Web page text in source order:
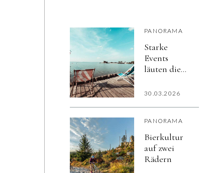
PANORAMA
Starke
Events
läuten die
Sommersaison
30.03.2026
PANORAMA
Bierkultur
auf zwei
Rädern